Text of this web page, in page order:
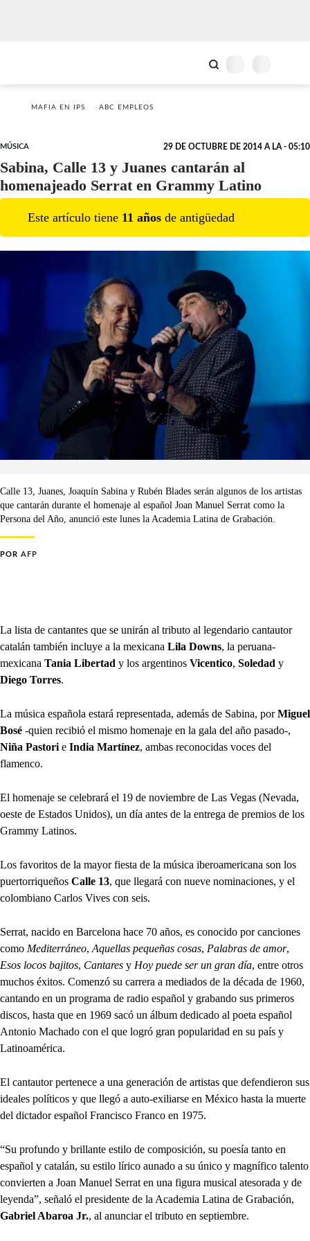
MAFIA EN IPS ABC EMPLEOS
MÚSICA 29 DE OCTUBRE DE 2014 A LA - 05:10
Sabina, Calle 13 y Juanes cantarán al
homenajeado Serrat en Grammy Latino
Este artículo tiene 11 años de antigüedad
Calle 13, Juanes, Joaquín Sabina y Rubén Blades serán algunos de los artistas
que cantarán durante el homenaje al español Joan Manuel Serrat como la
Persona del Año, anunció este lunes la Academia Latina de Grabación.
POR AFP
La lista de cantantes que se unirán al tributo al legendario cantautor
catalán también incluye a la mexicana Lila Downs, la peruana-
mexicana Tania Libertad y los argentinos Vicentico, Soledad y
Diego Torres.
La música española estará representada, además de Sabina, porMiguel
Bosé -quien recibió el mismo homenaje en la gala del año pasado-,
Niña Pastori e India Martínez, ambas reconocidas voces del
flamenco.
El homenaje se celebrará el 19 de noviembre de Las Vegas (Nevada,
oeste de Estados Unidos), un día antes de la entrega de premios de los
Grammy Latinos.
Los favoritos de la mayor fiesta de la música iberoamericana son los
puertorriqueños Calle 13, que llegará con nueve nominaciones, y el
colombiano Carlos Vives con seis.
Serrat, nacido en Barcelona hace 70 años, es conocido por canciones
como Mediterráneo, Aquellas pequeñas cosas, Palabras de amor,
Esos locos bajitos, Cantares y Hoy puede ser un gran día, entre otros
muchos éxitos. Comenzó su carrera a mediados de la década de 1960,
cantando en un programa de radio español y grabando sus primeros
discos, hasta que en 1969 sacó un álbum dedicado al poeta español
Antonio Machado con el que logró gran popularidad en su país y
Latinoamérica.
El cantautor pertenece a una generación de artistas que defendieron sus
ideales políticos y que llegó a auto-exiliarse en México hasta la muerte
del dictador español Francisco Franco en 1975.
“Su profundo y brillante estilo de composición, su poesía tanto en
español y catalán, su estilo lírico aunado a su único y magnífico talento
convierten a Joan Manuel Serrat en una figura musical atesorada y de
leyenda”, señaló el presidente de la Academia Latina de Grabación,
Gabriel Abaroa Jr., al anunciar el tributo en septiembre.